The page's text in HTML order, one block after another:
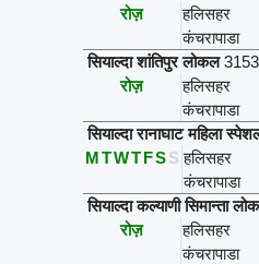
रोज़
हलिसहर
कंचरापाडा
सियाल्दा शांतिपुर लोकल
रोज़
हलिसहर
कंचरापाडा
सियाल्दा रानाघाट महिला
MTWTFSS हलिसहर
कंचरापाडा
सियाल्दा कल्याणी सिमान्ता
रोज़
हलिसहर
कंचरापाडा